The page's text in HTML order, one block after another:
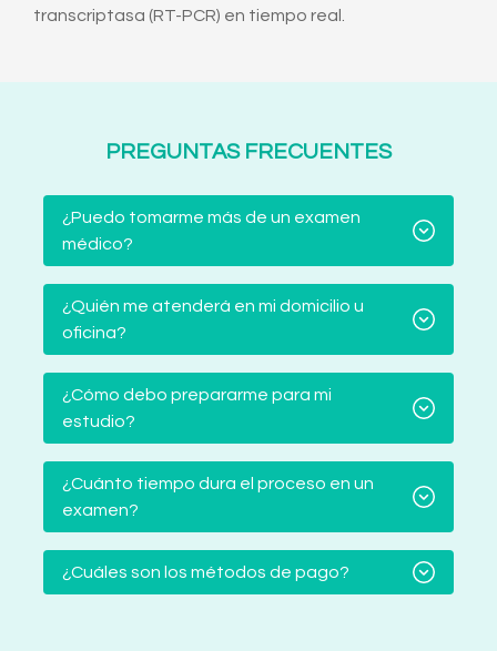
transcriptasa (RT-PCR) en tiempo real.
PREGUNTAS FRECUENTES
¿Puedo tomarme más de un examen
médico?
¿Quién me atenderá en mi domicilio u
oficina?
¿Cómo debo prepararme para mi
estudio?
¿Cuánto tiempo dura el proceso en un
examen?
¿Cuáles son los métodos de pago?